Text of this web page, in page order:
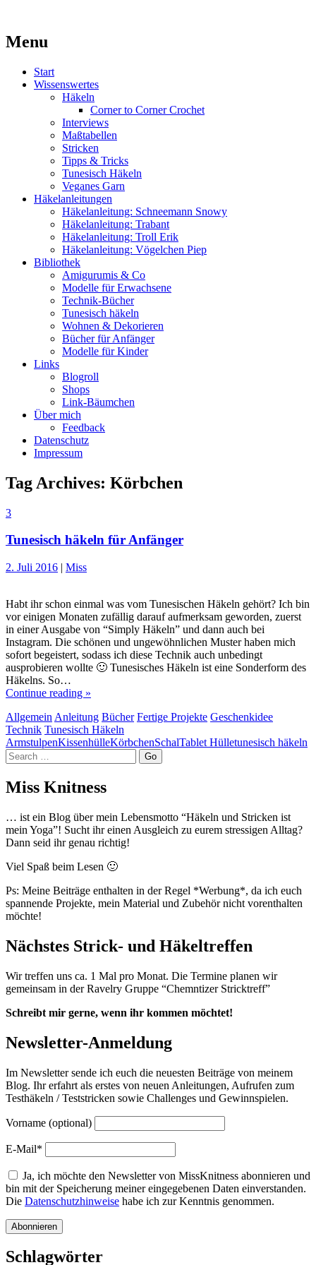
MissKnitness
Kaufst du noch oder strickst du schon?
Menu
Skip
Start
Wissenswertes
Häkeln
Corner to Corner Crochet
Interviews
Maßtabellen
Stricken
Tipps & Tricks
Tunesisch Häkeln
Veganes Garn
Häkelanleitungen
Häkelanleitung: Schneemann Snowy
Häkelanleitung: Trabant
Häkelanleitung: Troll Erik
Häkelanleitung: Vögelchen Piep
Bibliothek
Amigurumis & Co
Modelle für Erwachsene
Technik-Bücher
Tunesisch häkeln
Wohnen & Dekorieren
Bücher für Anfänger
Modelle für Kinder
Links
Blogroll
Shops
Link-Bäumchen
Über mich
Feedback
Datenschutz
Impressum
Tag Archives: Körbchen
3
Tunesisch häkeln für Anfänger
2. Juli 2016 | Miss
Habt ihr schon einmal was vom Tunesischen Häkeln gehört? Ich bin
vor einigen Monaten zufällig darauf aufmerksam geworden, zuerst
in einer Ausgabe von “Simply Häkeln” und dann auch bei
Instagram. Die schönen und ungewöhnlichen Muster haben mich
sofort begeistert, sodass ich diese Technik auch unbedingt
ausprobieren wollte 🙂 Tunesisches Häkeln ist eine Sonderform des
Häkelns. So…
Continue reading »
Allgemein Anleitung Bücher Fertige Projekte Geschenkidee
Technik Tunesisch Häkeln
ArmstulpenKissenhülleKörbchenSchalTablet Hülletunesisch häkeln
Search
Miss Knitness
… ist ein Blog über mein Lebensmotto “Häkeln und Stricken ist
mein Yoga”! Sucht ihr einen Ausgleich zu eurem stressigen Alltag?
Dann seid ihr genau richtig!
Viel Spaß beim Lesen 🙂
Ps: Meine Beiträge enthalten in der Regel *Werbung*, da ich euch
spannende Projekte, mein Material und Zubehör nicht vorenthalten
möchte!
Nächstes Strick- und Häkeltreffen
Wir treffen uns ca. 1 Mal pro Monat. Die Termine planen wir
gemeinsam in der Ravelry Gruppe “Chemntizer Stricktreff”
Schreibt mir gerne, wenn ihr kommen möchtet!
Newsletter-Anmeldung
Im Newsletter sende ich euch die neuesten Beiträge von meinem
Blog. Ihr erfahrt als erstes von neuen Anleitungen, Aufrufen zum
Testhäkeln / Teststricken sowie Challenges und Gewinnspielen.
Vorname (optional)
E-Mail*
Ja, ich möchte den Newsletter von MissKnitness abonnieren und
bin mit der Speicherung meiner eingegebenen Daten einverstanden.
Die Datenschutzhinweise habe ich zur Kenntnis genommen.
Schlagwörter